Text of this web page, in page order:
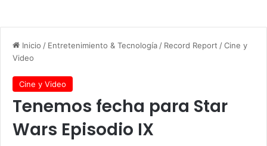
Inicio / Entretenimiento & Tecnología / Record Report /Cine y
Video
Cine y Video
Tenemos fecha para Star
Wars Episodio IX